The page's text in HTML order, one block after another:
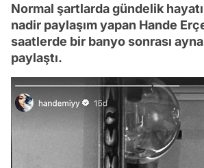
Normal şartlarda gündelik
nadir paylaşım yapan Hande
saatlerde bir banyo sonrası
paylaştı.